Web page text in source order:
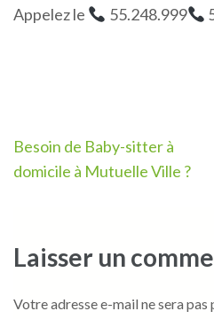
Appelez le
55.248.999
Navigation
de
Besoin de Baby-sitter à
domicile à Mutuelle Ville ?
Laisser un
Votre adresse e-mail ne sera pas